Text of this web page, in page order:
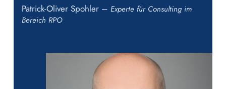
Patrick-Oliver Spohler – Experte für Consulting im
Bereich RPO